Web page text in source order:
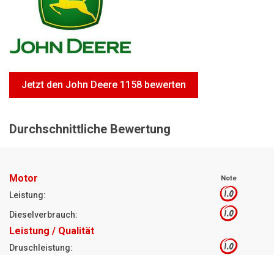
Freischneider
Jetzt Bewerten
Jetzt den John Deere 1158 bewerten
Durchschnittliche Bewertung
Motor Note
Leistung: 1.0
Dieselverbrauch: 1.0
Leistung / Qualität
Druschleistung: 1.0